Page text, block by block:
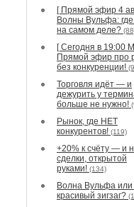
[ Прямой эфир 4
Волны Вульфа: где
на самом деле?
[ Сегодня в 19:00
Прямой эфир про
без конкуренции!
Торговля идёт — и
дежурить у
больше не нужно!
Рынок, где НЕТ
конкурентов! (119)
+20% к счёту — и
сделки, открытой
руками! (134)
Волна Вульфа или
красивый зигзаг?